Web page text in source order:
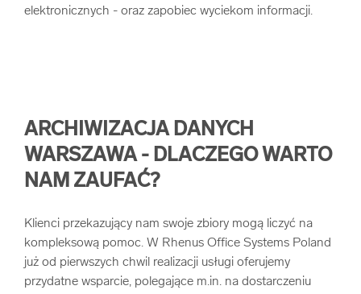
elektronicznych - oraz zapobiec wyciekom informacji.
ARCHIWIZACJA DANYCH
WARSZAWA - DLACZEGO WARTO
NAM ZAUFAĆ?
Klienci przekazujący nam swoje zbiory mogą liczyć na
kompleksową pomoc. W Rhenus Office Systems Poland
już od pierwszych chwil realizacji usługi oferujemy
przydatne wsparcie, polegające m.in. na dostarczeniu